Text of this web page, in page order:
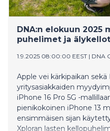
DNA:n elokuun 2025
puhelimet ja älykellot
1.9.2025 08:00:00 EEST | DNA
Apple vei kärkipaikan
yritysasiakkaiden
iPhone 16 Pro 5G -
pienikokoinen iPhone 13
ensimmäisen sijan
Xploran lasten